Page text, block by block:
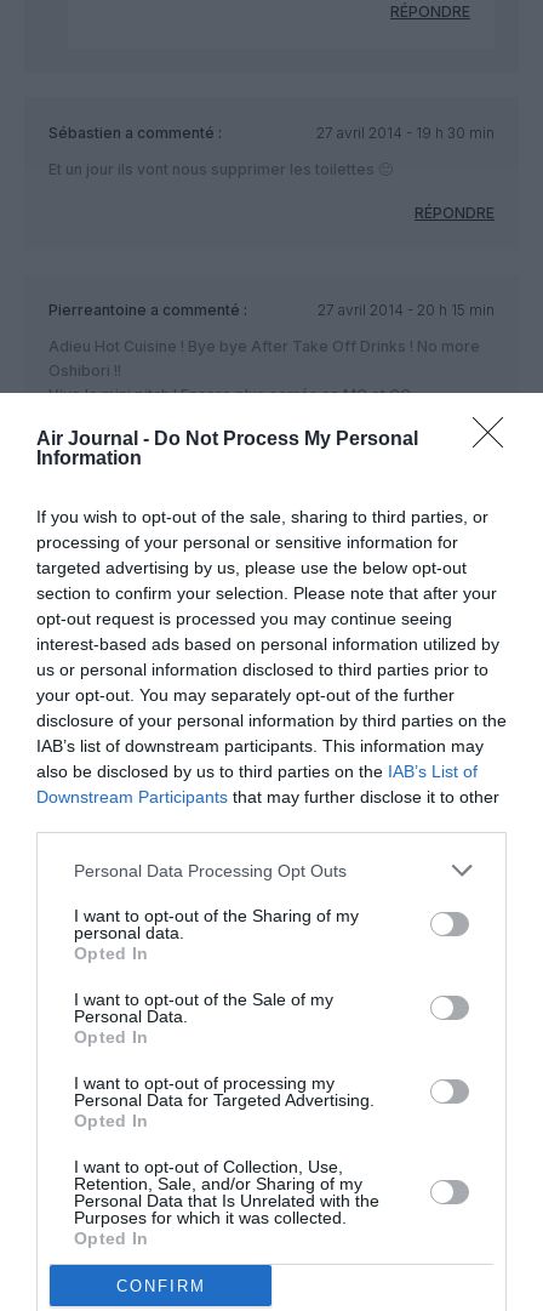
Air Journal - Do Not Process My Personal
Information
If you wish to opt-out of the sale, sharing to third parties, or
processing of your personal or sensitive information for
targeted advertising by us, please use the below opt-out
section to confirm your selection. Please note that after your
opt-out request is processed you may continue seeing
interest-based ads based on personal information utilized by
us or personal information disclosed to third parties prior to
your opt-out. You may separately opt-out of the further
disclosure of your personal information by third parties on the
IAB’s list of downstream participants. This information may
also be disclosed by us to third parties on the IAB’s List of
Downstream Participants that may further disclose it to other
Personal Data Processing Opt Outs
I want to opt-out of the Sharing of my
personal data.
Opted In
I want to opt-out of the Sale of my
Personal Data.
Opted In
I want to opt-out of processing my
Personal Data for Targeted Advertising.
Opted In
I want to opt-out of Collection, Use,
Retention, Sale, and/or Sharing of my
Personal Data that Is Unrelated with the
Purposes for which it was collected.
Opted In
CONFIRM
RÉPONDRE
Sébastien a commenté :
27 avril 2014 - 19 h 30 min
Et un jour ils vont nous supprimer les toilettes 🙁
RÉPONDRE
Pierreantoine a commenté :
27 avril 2014 - 20 h 15 min
Adieu Hot Cuisine ! Bye bye After Take Off Drinks ! No more
Oshibori !!
Vive le mini pitch ! Encore plus serrés en MC et CC.
paysage n’en rend pas moins le trajet un peu long..au second
voyage j’ai pris AF. Le MiniPitch a de l’avenir, c’est la loi du
leurs efforts de rationalisation et réduction de coûts. Le pax
n’aurait qu’à y gagner, étant au moins considéré comme
élément clé du succès/ échec de ces messieurs dames
calculateurs.
RÉPONDRE
RPa commenté :
28 avril 2014 - 8 h 00 min
1 ou 2 cm de moins n’a pas le même impact sur une personne
de 1,60 m que sur une personne de 1,80 m. En plus de
“confortablement”), il y a la possibilité de lire un journal ou un
magazine plutôt à l’horizontale qu’à la verticale, de pouvoir
ajuster sa position pour être à peu près à l’aise. La diminution
de l’épaisseur des sièges a déjà réduit le confort au niveau
du dos. Pour des personnes qui souffrent de diverses
bonne nouvelle même pour un vol de 70 minutes.
Je mesure 1,81 et pèse 94 kilos et je vous assure que sans
prétendre évidemment voyager confortablement dans les
320 que je suis souvent amené à prendre (en plus,
problème mon magazine sans demander à mon voisin de
tenir la page de gauche (ou de droite bien sur), d’une part et